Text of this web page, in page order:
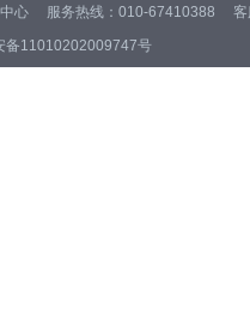
心 服务热线：010-67410388 客
备11010202009747号